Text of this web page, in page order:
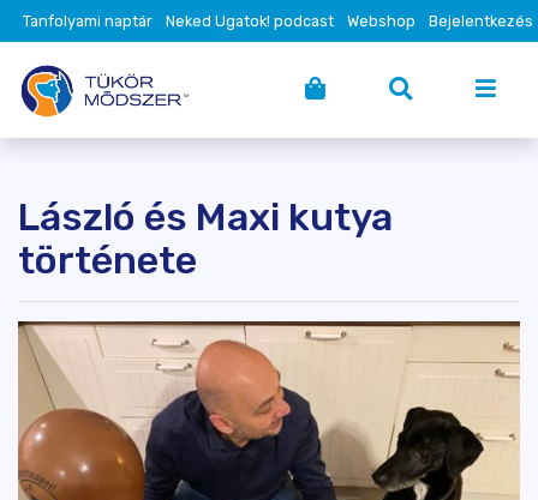
Tanfolyami naptár Neked Ugatok! podcast Webshop Bejelentkezés
László és Maxi kutya
története